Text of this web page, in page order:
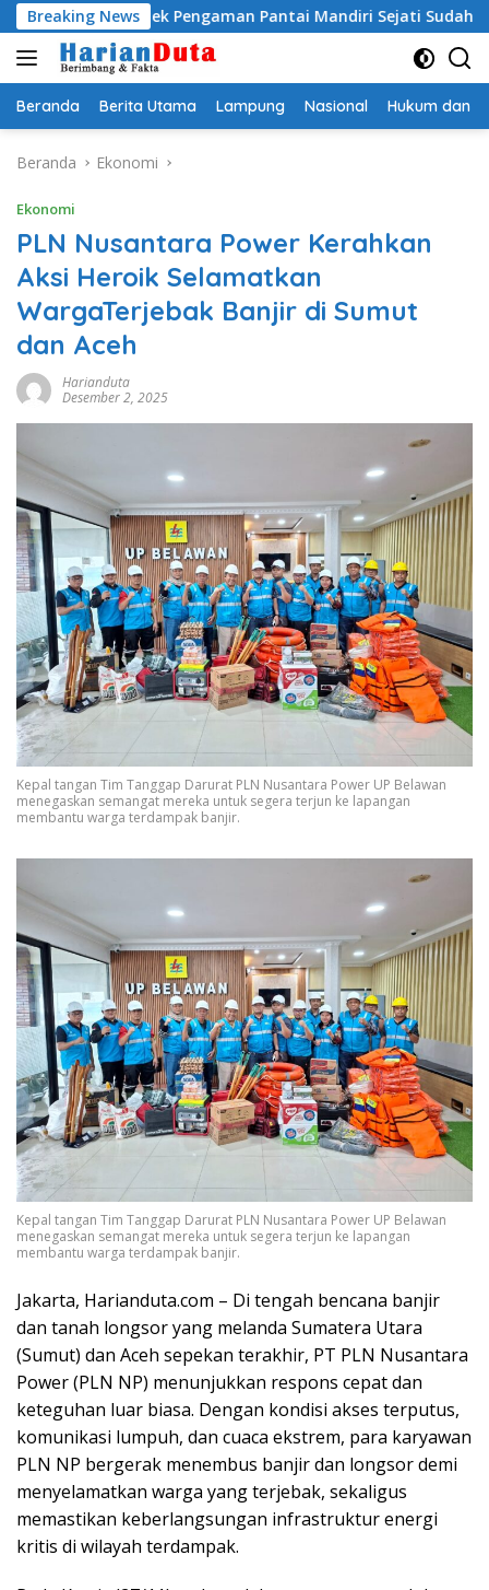
Langsung
ke
konten
Breaking News
Pengaman Pantai Mandiri Sejati Sudah Sesuai Spesifikasi
Beranda Berita Utama Lampung Nasional Hukum dan
Beranda Ekonomi
Ekonomi
PLN Nusantara Power Kerahkan
Aksi Heroik Selamatkan
WargaTerjebak Banjir di Sumut
dan Aceh
Harianduta
Desember 2, 2025
Kepal tangan Tim Tanggap Darurat PLN Nusantara Power UP Belawan
menegaskan semangat mereka untuk segera terjun ke lapangan
membantu warga terdampak banjir.
Kepal tangan Tim Tanggap Darurat PLN Nusantara Power UP Belawan
menegaskan semangat mereka untuk segera terjun ke lapangan
membantu warga terdampak banjir.
Jakarta, Harianduta.com – Di tengah bencana banjir
dan tanah longsor yang melanda Sumatera Utara
(Sumut) dan Aceh sepekan terakhir, PT PLN Nusantara
Power (PLN NP) menunjukkan respons cepat dan
keteguhan luar biasa. Dengan kondisi akses terputus,
komunikasi lumpuh, dan cuaca ekstrem, para karyawan
PLN NP bergerak menembus banjir dan longsor demi
menyelamatkan warga yang terjebak, sekaligus
memastikan keberlangsungan infrastruktur energi
kritis di wilayah terdampak.